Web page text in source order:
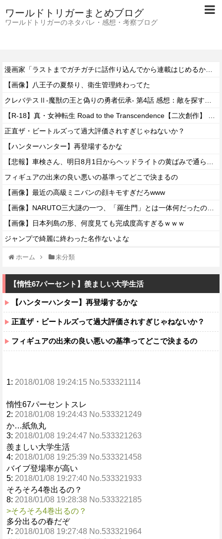
ワールドトリガーまとめブログ
ワールドトリガーのネタバレ・感想・考察ブログ
【画像】八王子の夏祭り、衛生管理終わってた
正直ザ・ビートルズって過大評価されすぎじゃねないか？
【ハンターハンター】再登場するかな
フィギュアの出来の良い悪いの基準ってどこで決まるの
【画像】最近の高級ミニバンの顔キモすぎだろwww
【画像】日本列島の形、何度見ても完成度高すぎるｗｗｗ
ジャンプで綺麗に終わった名作ないよな
ホーム 未分類
【惰性67パーセント】羨ましい大学生活
【ハンターハンター】再登場するかな
正直ザ・ビートルズって過大評価されすぎじゃねないか？
フィギュアの出来の良い悪いの基準ってどこで決まるの
1: 2018/01/08 19:24:15 No.533321114
惰性67パーセントスレ
2: 2018/01/08 19:24:43 No.533321249
か…紙魚丸
3: 2018/01/08 19:24:47 No.533321263
羨ましい大学生活
4: 2018/01/08 19:25:39 No.533321458
バイブ登場率が高い
5: 2018/01/08 19:27:40 No.533321933
そろそろ4巻出るの？
8: 2018/01/08 19:28:38 No.533322185
>そろそろ4巻出るの？
多分出るの春だぞ
7: 2018/01/08 19:27:48 No.533321964